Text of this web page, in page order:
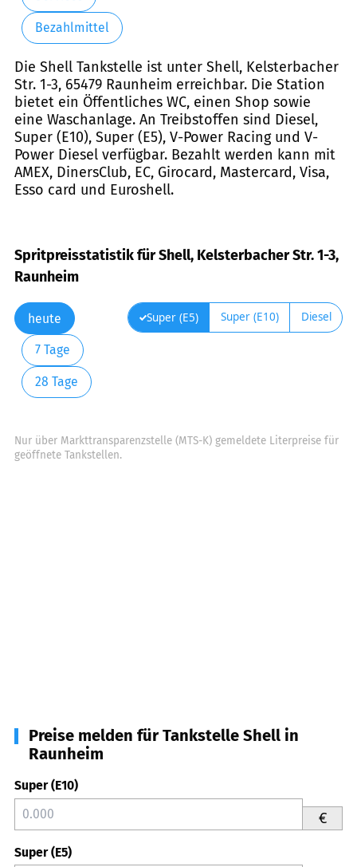
Bezahlmittel
Die Shell Tankstelle ist unter Shell, Kelsterbacher
Str. 1-3, 65479 Raunheim erreichbar. Die Station
bietet ein Öffentliches WC, einen Shop sowie
eine Waschanlage. An Treibstoffen sind Diesel,
Super (E10), Super (E5), V-Power Racing und V-
Power Diesel verfügbar. Bezahlt werden kann mit
AMEX, DinersClub, EC, Girocard, Mastercard, Visa,
Esso card und Euroshell.
Spritpreisstatistik für Shell, Kelsterbacher Str. 1-3,
Raunheim
heute
7 Tage
28 Tage
Super (E5) Super (E10) Diesel
Nur über Markttransparenzstelle (MTS-K) gemeldete Literpreise für
geöffnete Tankstellen.
Preise melden für Tankstelle Shell in
Raunheim
Super (E10)
€
Super (E5)